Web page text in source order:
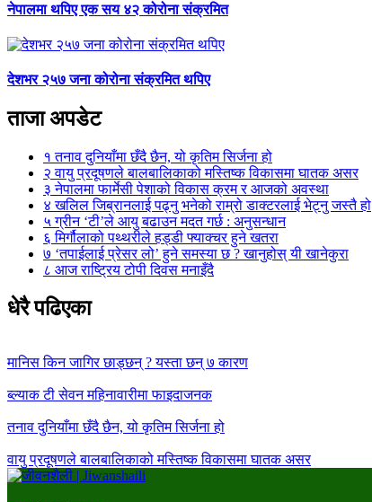
नेपालमा थपिए एक सय ४२ कोरोना संक्रमित
देशभर २५७ जना कोरोना संक्रमित थपिए
ताजा अपडेट
१ तनाव दुनियाँमा छँदै छैन, यो कृतिम सिर्जना हो
२ वायु प्रदूषणले बालबालिकाको मस्तिष्क विकासमा घातक असर
३ नेपालमा फार्मेसी पेशाको विकास क्रम र आजको अवस्था
४ खलिल जिब्रानलाई पढ्नु भनेको राम्रो डाक्टरलाई भेट्नु जस्तै हो
५ग्रीन ‘टी’ले आयु बढाउन मदत गर्छ : अनुसन्धान
६ मिर्गौलाको पथ्थरीले हड्डी फ्याक्चर हुने खतरा
७ ‘तपाईलाई प्रेसर लो’ हुने समस्या छ ? खानुहोस् यी खानेकुरा
८ आज राष्ट्रिय टोपी दिवस मनाइँदै
धेरै पढिएका
मानिस किन जागिर छाड्छन् ? यस्ता छन् ७ कारण
ब्ल्याक टी सेवन महिनावारीमा फाइदाजनक
तनाव दुनियाँमा छँदै छैन, यो कृतिम सिर्जना हो
वायु प्रदूषणले बालबालिकाको मस्तिष्क विकासमा घातक असर